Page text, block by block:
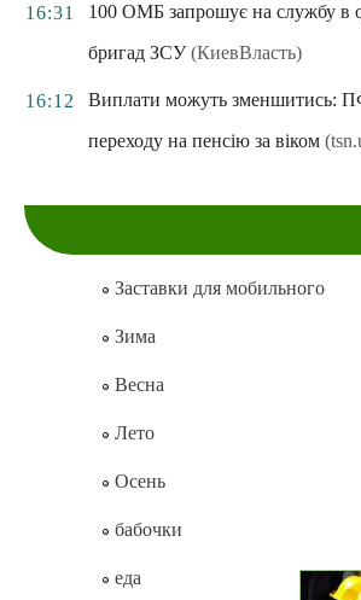
16:31
100 ОМБ запрошує на службу в
бригад ЗСУ (КиевВласть)
16:12
Виплати можуть зменшитись:
переходу на пенсію за віком
Заставки для мобильного
Зима
Весна
Лето
Осень
бабочки
еда